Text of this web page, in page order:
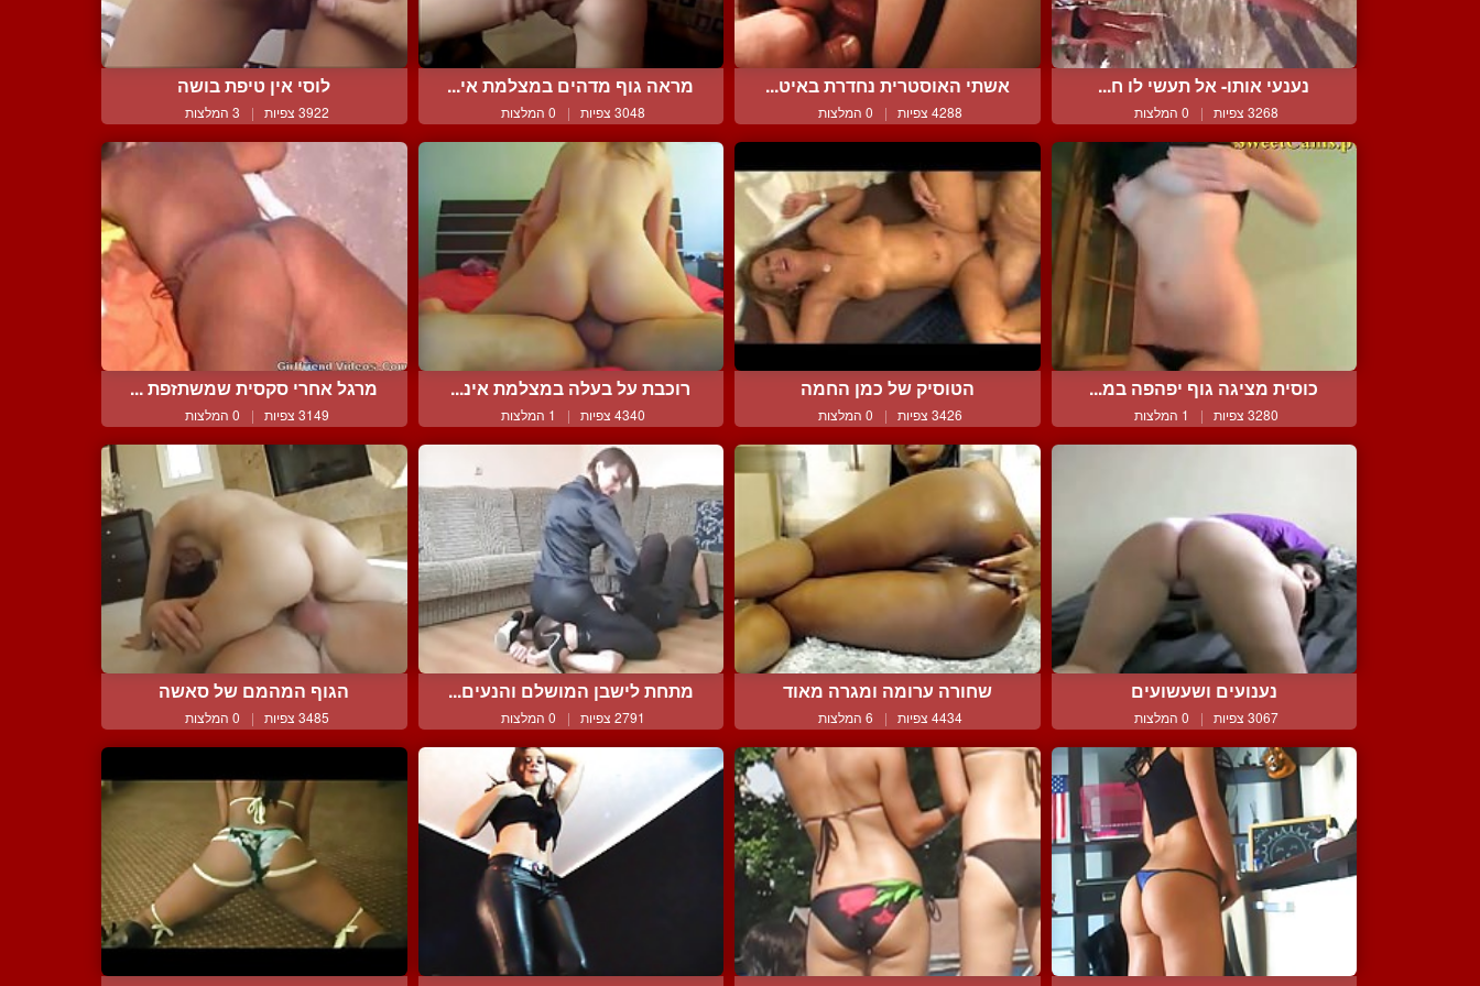
נענעי אותו- אל תעשי לו ח...
3268 צפיות | 0 המלצות
אשתי האוסטרית נחדרת באיט...
4288 צפיות | 0 המלצות
מראה גוף מדהים במצלמת אי...
3048 צפיות | 0 המלצות
לוסי אין טיפת בושה
3922 צפיות | 3 המלצות
כוסית מציגה גוף יפהפה במ...
3280 צפיות | 1 המלצות
הטוסיק של כמן החמה
3426 צפיות | 0 המלצות
רוכבת על בעלה במצלמת אינ...
4340 צפיות | 1 המלצות
מרגל אחרי סקסית שמשתזפת ...
3149 צפיות | 0 המלצות
נענועים ושעשועים
3067 צפיות | 0 המלצות
שחורה ערומה ומגרה מאוד
4434 צפיות | 6 המלצות
מתחת לישבן המושלם והנעים...
2791 צפיות | 0 המלצות
הגוף המהמם של סאשה
3485 צפיות | 0 המלצות